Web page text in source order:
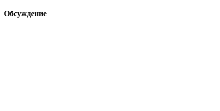
Обсуждение